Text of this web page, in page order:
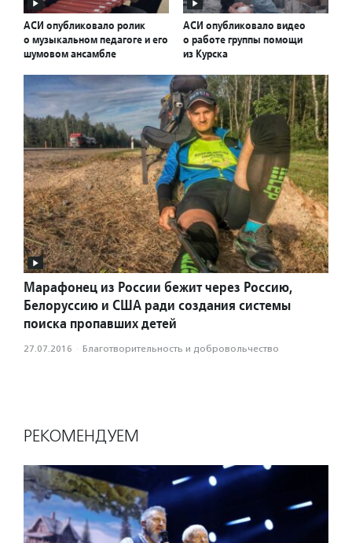
АСИ опубликовало ролик
о музыкальном педагоге и его
шумовом ансамбле
АСИ опубликовало видео
о работе группы помощи
из Курска
Марафонец из России бежит через Россию,
Белоруссию и США ради создания системы
поиска пропавших детей
27.07.2016 · Благотвори­тель­ность и доброволь­чест­во
РЕКОМЕНДУЕМ